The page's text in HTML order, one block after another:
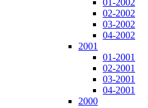
01-2002
02-2002
03-2002
04-2002
2001
01-2001
02-2001
03-2001
04-2001
2000